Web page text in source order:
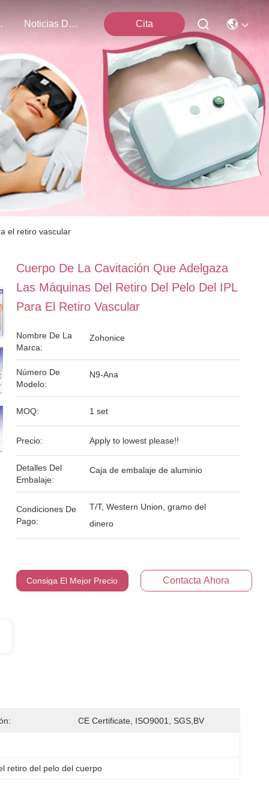
Noticias De La Compañía Cita
el retiro vascular
Cuerpo De La Cavitación Que Adelgaza
Las Máquinas Del Retiro Del Pelo Del IPL
Para El Retiro Vascular
Nombre De La
Marca:
Zohonice
Número De
Modelo:
N9-Ana
MOQ: 1 set
Precio: Apply to lowest please!!
Detalles Del
Embalaje:
Caja de embalaje de aluminio
Condiciones De
Pago:
T/T, Western Union, gramo del
dinero
Consiga El Mejor Precio Contacta Ahora
CE Certificate, ISO9001, SGS,BV
retiro del pelo del cuerpo